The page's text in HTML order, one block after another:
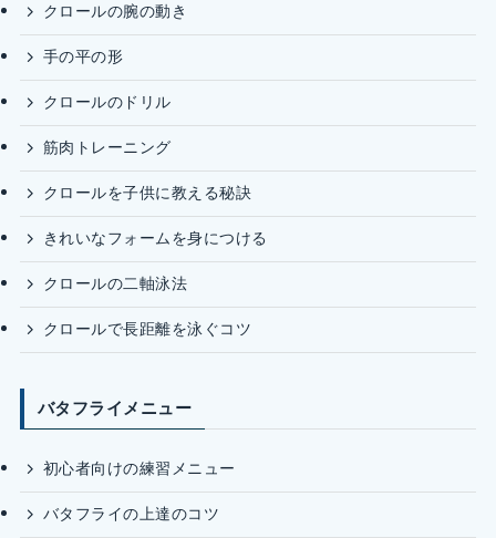
クロールの腕の動き
手の平の形
クロールのドリル
筋肉トレーニング
クロールを子供に教える秘訣
きれいなフォームを身につける
クロールの二軸泳法
クロールで長距離を泳ぐコツ
バタフライメニュー
初心者向けの練習メニュー
バタフライの上達のコツ